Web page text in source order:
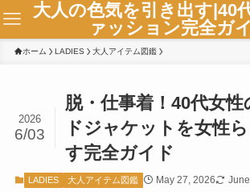
大人の色気を引き出す|40
ァッション完全ガ
ホーム LADIES 大人アイテム図鑑
脱・仕事着！40代女
ドジャケットを女性
す完全ガイド
2026
6/03
LADIES 大人アイテム図鑑 May 27, 2026